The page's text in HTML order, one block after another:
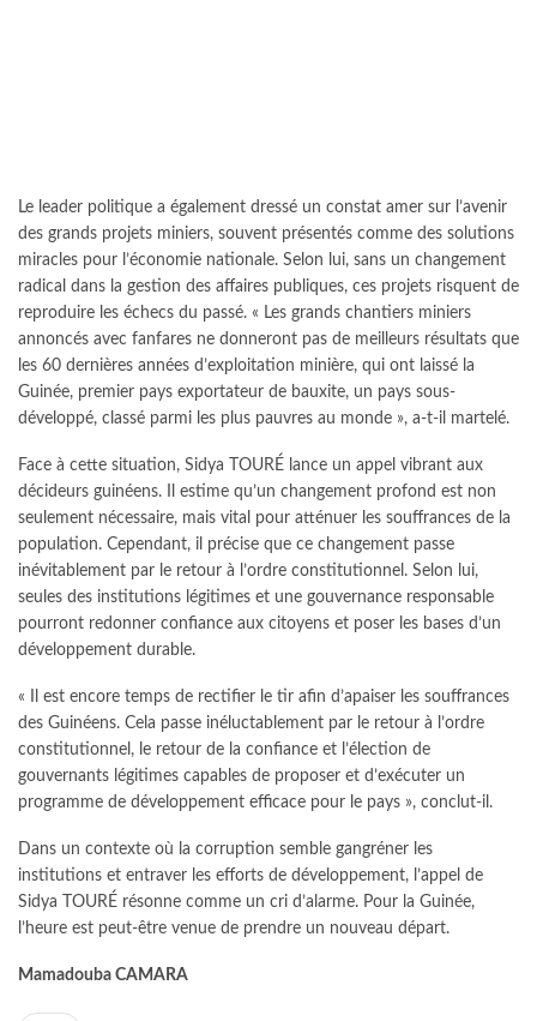
Le leader politique a également dressé un constat amer sur l’avenir
des grands projets miniers, souvent présentés comme des solutions
miracles pour l’économie nationale. Selon lui, sans un changement
radical dans la gestion des affaires publiques, ces projets risquent de
reproduire les échecs du passé. « Les grands chantiers miniers
annoncés avec fanfares ne donneront pas de meilleurs résultats que
les 60 dernières années d’exploitation minière, qui ont laissé la
Guinée, premier pays exportateur de bauxite, un pays sous-
développé, classé parmi les plus pauvres au monde », a-t-il martelé.
Face à cette situation, Sidya TOURÉ lance un appel vibrant aux
décideurs guinéens. Il estime qu’un changement profond est non
seulement nécessaire, mais vital pour atténuer les souffrances de la
population. Cependant, il précise que ce changement passe
inévitablement par le retour à l’ordre constitutionnel. Selon lui,
seules des institutions légitimes et une gouvernance responsable
pourront redonner confiance aux citoyens et poser les bases d’un
développement durable.
« Il est encore temps de rectifier le tir afin d’apaiser les souffrances
des Guinéens. Cela passe inéluctablement par le retour à l’ordre
constitutionnel, le retour de la confiance et l’élection de
gouvernants légitimes capables de proposer et d’exécuter un
programme de développement efficace pour le pays », conclut-il.
Dans un contexte où la corruption semble gangréner les
institutions et entraver les efforts de développement, l’appel de
Sidya TOURÉ résonne comme un cri d’alarme. Pour la Guinée,
l’heure est peut-être venue de prendre un nouveau départ.
Mamadouba CAMARA